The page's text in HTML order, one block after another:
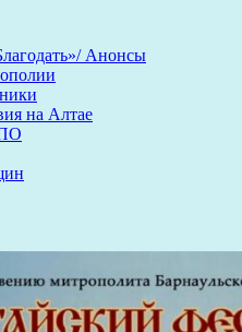
Анонсы
на Алтае